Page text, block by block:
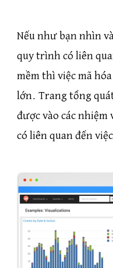
Nếu như bạn nhìn
quy trình có liên
mềm thì việc mã
lớn. Trang tổng
được vào các nhiệm
có liên quan đến